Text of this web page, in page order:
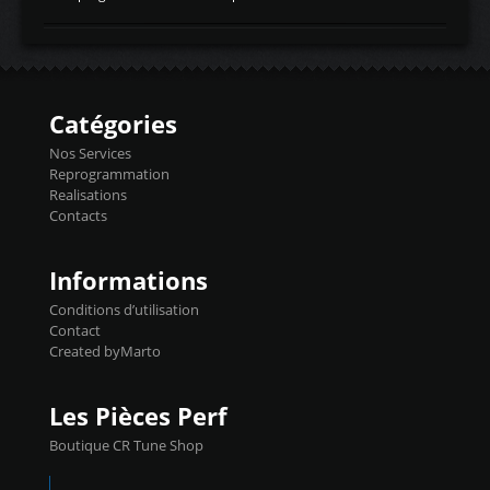
d'admissiontemp ex. pour atmo -30- 80°C
temperaturetemperature ldr moteurtemp
Injecteurs + Flashpro 1370€ TTC Le
précise et performante. Vous pourrez
basculer de la carto sans plomb à Ethanol à
l'aide du flashpro OPTION ECONOMIQUES
Reprog SP 98 sur le calculateur d'origine
450€ TTC Un gain d'environ 10cv et 15nm
Catégories
Nos Services
Reprogrammation
Realisations
Contacts
Informations
Conditions d’utilisation
Contact
Created byMarto
Les Pièces Perf
Boutique CR Tune Shop